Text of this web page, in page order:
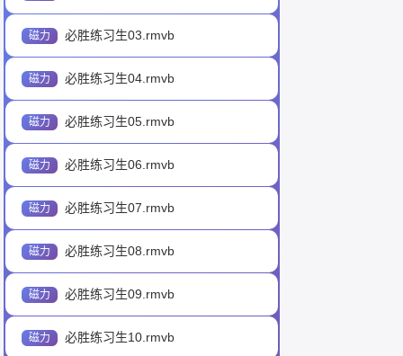
必胜练习生03.rmvb
必胜练习生04.rmvb
必胜练习生05.rmvb
必胜练习生06.rmvb
必胜练习生07.rmvb
必胜练习生08.rmvb
必胜练习生09.rmvb
必胜练习生10.rmvb